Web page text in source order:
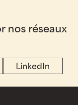
nos réseaux
LinkedIn